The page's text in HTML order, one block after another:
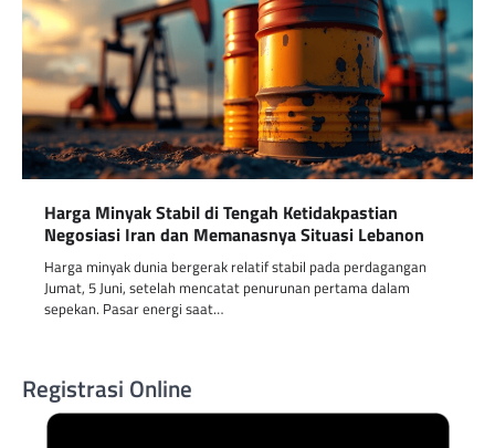
Harga Minyak Stabil di Tengah Ketidakpastian
Negosiasi Iran dan Memanasnya Situasi Lebanon
Harga minyak dunia bergerak relatif stabil pada perdagangan
Jumat, 5 Juni, setelah mencatat penurunan pertama dalam
sepekan. Pasar energi saat…
Registrasi Online